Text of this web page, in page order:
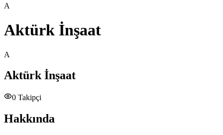
A
Aktürk İnşaat
A
Aktürk İnşaat
0 Takipçi
Hakkında